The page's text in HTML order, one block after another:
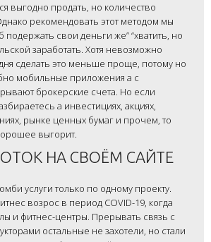
выгодно продать, но количество
рекомендовать этот методом мы
свои деньги же” “хватить, но
заработать. Хотя невозможно
сделать это меньше проще, потому но
мобильные приложения а с
брокерские счета. Но если
а инвестициях, акциях,
рынке ценных бумаг и прочем, то
выгорит.
НА СВОЁМ САЙТЕ
услуги только по одному проекту.
возрос в период COVID-19, когда
и фитнес-центры. Прерывать связь с
остальные не захотели, но стали